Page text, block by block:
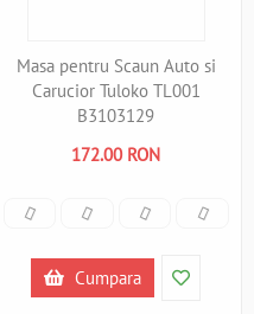
Masa pentru Scaun Auto si
Carucior Tuloko TL001
B3103129
172.00 RON
Cumpara